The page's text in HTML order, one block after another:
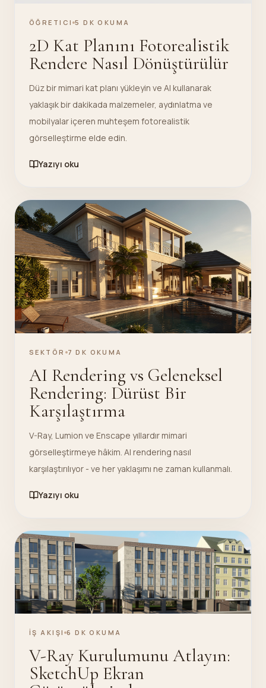
ÖĞRETICI 5 DK OKUMA
2D Kat Planını Fotorealistik
Rendere Nasıl Dönüştürülür
Düz bir mimari kat planı yükleyin ve AI kullanarak
yaklaşık bir dakikada malzemeler, aydınlatma ve
mobilyalar içeren muhteşem fotorealistik
görselleştirme elde edin.
Yazıyı oku
SEKTÖR 7 DK OKUMA
AI Rendering vs Geleneksel
Rendering: Dürüst Bir
Karşılaştırma
V-Ray, Lumion ve Enscape yıllardır mimari
görselleştirmeye hâkim. AI rendering nasıl
karşılaştırılıyor - ve her yaklaşımı ne zaman kullanmalı.
Yazıyı oku
İŞ AKIŞI 6 DK OKUMA
V-Ray Kurulumunu Atlayın:
SketchUp Ekran